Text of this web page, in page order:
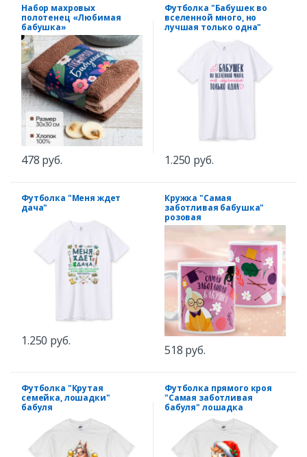
Набор махровых
полотенец «Любимая
бабушка»
478 руб.
Футболка "Бабушек во
вселенной много, но
лучшая только одна"
1.250 руб.
Футболка "Меня ждет
дача"
1.250 руб.
Кружка "Самая
заботливая бабушка"
розовая
518 руб.
Футболка "Крутая
семейка, лошадки"
бабуля
Футболка прямого кроя
"Самая заботливая
бабуля" лошадка